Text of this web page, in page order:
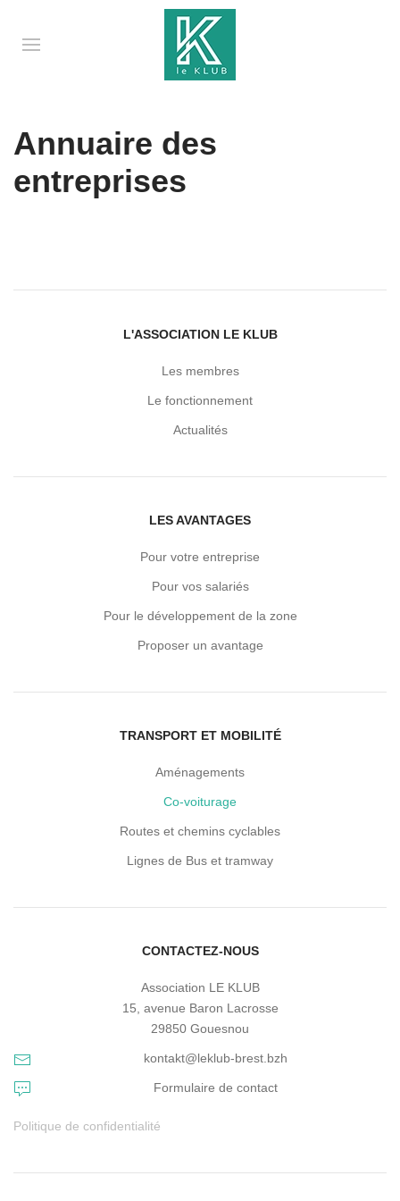
Annuaire des
entreprises
L'ASSOCIATION LE KLUB
Les membres
Le fonctionnement
Actualités
LES AVANTAGES
Pour votre entreprise
Pour vos salariés
Pour le développement de la zone
Proposer un avantage
TRANSPORT ET MOBILITÉ
Aménagements
Co-voiturage
Routes et chemins cyclables
Lignes de Bus et tramway
CONTACTEZ-NOUS
Association LE KLUB
15, avenue Baron Lacrosse
29850 Gouesnou
kontakt@leklub-brest.bzh
Formulaire de contact
Politique de confidentialité